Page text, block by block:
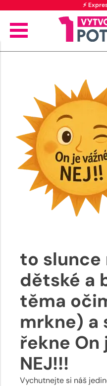
⚡
to slunce
dětské a
těma
mrkne) a
řekne On
NEJ!!!
Vychutnejte si náš